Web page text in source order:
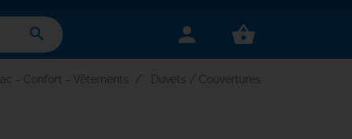
search person shopping_basket
- Confort - Vêtements
Duvets / Couvertures